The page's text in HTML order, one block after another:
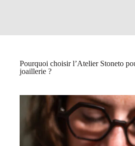
Pourquoi choisir l’Atelier Stoneto
joaillerie ?